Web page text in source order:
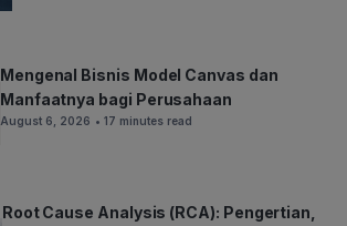
Mengenal Bisnis Model Canvas dan
Manfaatnya bagi Perusahaan
August 6, 2026 • 17 minutes read
Root Cause Analysis (RCA): Pengertian,